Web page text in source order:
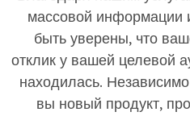
массовой
быть уверены, что
отклик у вашей целевой
находилась. Независимо
вы новый продукт,